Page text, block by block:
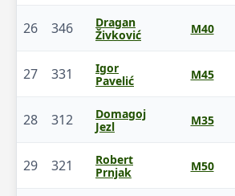
26 346
Dragan
Živković
M40
27 331
Igor
Pavelić
M45
28 312
Domagoj
Jezl
M35
29 321
Robert
Prnjak
M50